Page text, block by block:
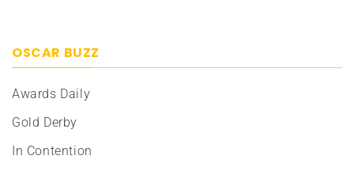
OSCAR BUZZ
Awards Daily
Gold Derby
In Contention